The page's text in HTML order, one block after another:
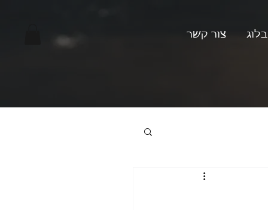
בלוג צור קשר